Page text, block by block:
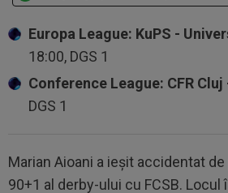
Europa League: KuPS -
18:00, DGS 1
Conference League: CFR
DGS 1
Marian Aioani a ieșit accidentat
90+1 al derby-ului cu FCSB.